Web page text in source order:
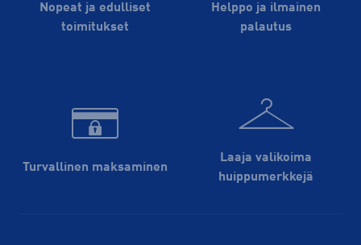
Nopeat ja edulliset
toimitukset
Helppo ja ilmainen
palautus
Turvallinen maksaminen
Laaja valikoima
huippu­merkkejä